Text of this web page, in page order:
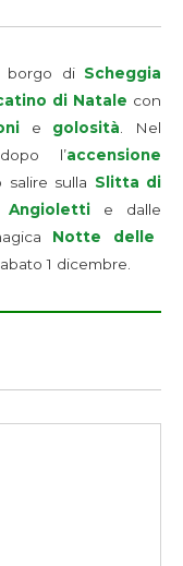
borgo di Scheggia
di Natale con
e golosità. Nel
l’accensione
sulla Slitta di
e dalle
Notte delle
1 dicembre.